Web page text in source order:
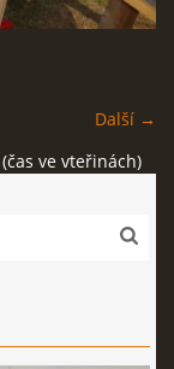
KOMISE
Další →
(čas ve vteřinách)